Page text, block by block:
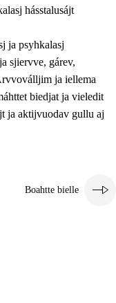
hásstalusájt
ja psyhkalasj
sjiervve, gárev,
ja iellema
biedjat ja vieledit
ja aktijvuodav gullu aj
Boahtte bielle